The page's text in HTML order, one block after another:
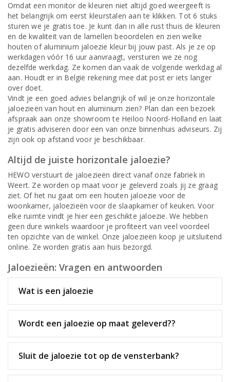
Omdat een monitor de kleuren niet altijd goed weergeeft is
het belangrijk om eerst kleurstalen aan te klikken. Tot 6 stuks
sturen we je gratis toe. Je kunt dan in alle rust thuis de kleuren
en de kwaliteit van de lamellen beoordelen en zien welke
houten of aluminium jaloezie kleur bij jouw past. Als je ze op
werkdagen vóór 16 uur aanvraagt, versturen we ze nog
dezelfde werkdag. Ze komen dan vaak de volgende werkdag al
aan. Houdt er in België rekening mee dat post er iets langer
over doet.
Vindt je een goed advies belangrijk of wil je onze horizontale
jaloezieën van hout en aluminium zien? Plan dan een bezoek
afspraak aan onze showroom te Heiloo Noord-Holland en laat
je gratis adviseren door een van onze binnenhuis adviseurs. Zij
zijn ook op afstand voor je beschikbaar.
Altijd de juiste horizontale jaloezie?
HEWO verstuurt de jaloezieën direct vanaf onze fabriek in
Weert. Ze worden op maat voor je geleverd zoals jij ze graag
ziet. Of het nu gaat om een houten jaloezie voor de
woonkamer, jaloezieën voor de slaapkamer of keuken. Voor
elke ruimte vindt je hier een geschikte jaloezie. We hebben
geen dure winkels waardoor je profiteert van veel voordeel
ten opzichte van de winkel. Onze jaloezieën koop je uitsluitend
online. Ze worden gratis aan huis bezorgd.
Jaloezieën: Vragen en antwoorden
Wat is een jaloezie
Wordt een jaloezie op maat geleverd??
Sluit de jaloezie tot op de vensterbank?